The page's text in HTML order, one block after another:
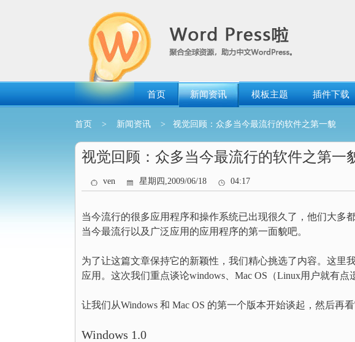
首页 新闻资讯 模板主题 插件下载
首页 > 新闻资讯 > 视觉回顾：众多当今最流行的软件之第一貌
视觉回顾：众多当今最流行的软件之第一
ven 星期四,2009/06/18 04:17
当今流行的很多应用程序和操作系统已出现很久了，他们大多
当今最流行以及广泛应用的应用程序的第一面貌吧。
为了让这篇文章保持它的新颖性，我们精心挑选了内容。这里
应用。这次我们重点谈论windows、Mac OS（Linux用户就有点
让我们从Windows 和 Mac OS 的第一个版本开始谈起，然后再
Windows 1.0